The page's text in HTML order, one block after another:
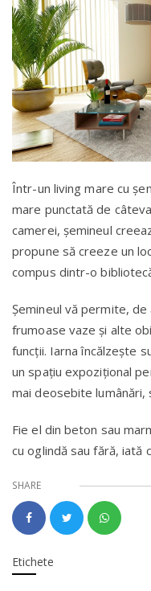
Într-un living mare cu
mare punctată de
camerei, șemineul
propune să creeze un
compus dintr-o
Șemineul vă permite,
frumoase vaze și alte
funcții. Iarna încălzește
un spațiu expozițional
mai deosebite
Fie el din beton sau
cu oglindă sau fără, iată
SHARE
Etichete